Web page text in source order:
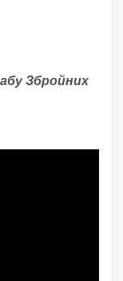
Збройних